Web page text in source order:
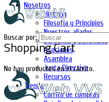
Nosotros
Historia
Filosofía y Principios
Nuestros aliados
Derechos y beneficios
Asociados
Asamblea
Junta Directiva
Recursos
Tienda
Carrito de compras
Shopping Cart
No hay productos en el carrito.
Buscar por: